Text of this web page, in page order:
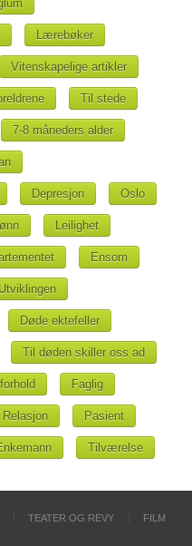
Lærebøker
Vitenskapelige artikler
Til stede
7-8 måneders alder
Depresjon Oslo
Leilighet
Ensom
Utviklingen
Døde ektefeller
Til døden skiller oss ad
Faglig
Relasjon Pasient
Tilværelse
TEATER OG REVY
FILM